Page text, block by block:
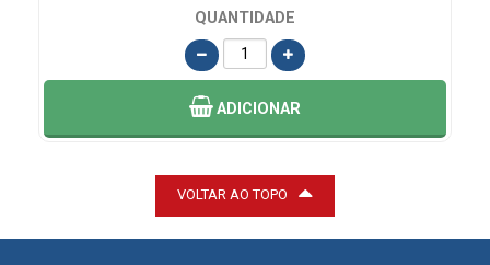
QUANTIDADE
ADICIONAR
VOLTAR AO TOPO